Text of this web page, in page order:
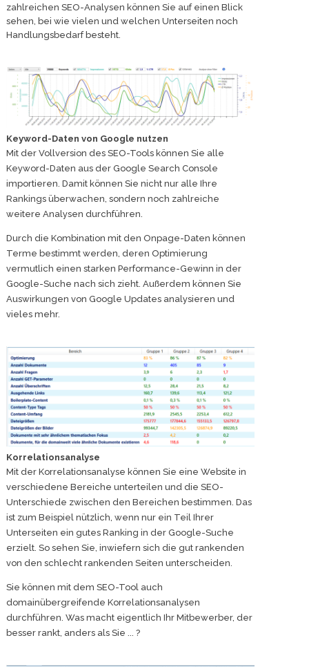
zahlreichen SEO-Analysen können Sie auf einen Blick
sehen, bei wie vielen und welchen Unterseiten noch
Handlungsbedarf besteht.
Keyword-Daten von Google nutzen
Mit der Vollversion des SEO-Tools können Sie alle
Keyword-Daten aus der Google Search Console
importieren. Damit können Sie nicht nur alle Ihre
Rankings überwachen, sondern noch zahlreiche
weitere Analysen durchführen.
Durch die Kombination mit den Onpage-Daten können
Terme bestimmt werden, deren Optimierung
vermutlich einen starken Performance-Gewinn in der
Google-Suche nach sich zieht. Außerdem können Sie
Auswirkungen von Google Updates analysieren und
vieles mehr.
Korrelationsanalyse
Mit der Korrelationsanalyse können Sie eine Website in
verschiedene Bereiche unterteilen und die SEO-
Unterschiede zwischen den Bereichen bestimmen. Das
ist zum Beispiel nützlich, wenn nur ein Teil Ihrer
Unterseiten ein gutes Ranking in der Google-Suche
erzielt. So sehen Sie, inwiefern sich die gut rankenden
von den schlecht rankenden Seiten unterscheiden.
Sie können mit dem SEO-Tool auch
domainübergreifende Korrelationsanalysen
durchführen. Was macht eigentlich Ihr Mitbewerber, der
besser rankt, anders als Sie ... ?